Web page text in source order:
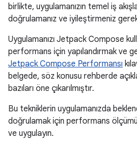
birlikte, uygulamanızın temel iş
doğrulamanız ve iyileştirmeniz
Uygulamanızı Jetpack Compose
performans için yapılandırmak ve
Jetpack Compose Performansı
belgede, söz konusu rehberde
bazıları öne çıkarılmıştır.
Bu tekniklerin uygulamanızda
doğrulamak için performans
ve uygulayın.